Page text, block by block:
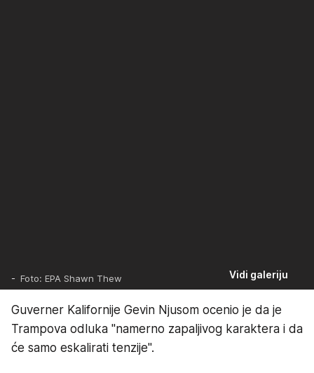
Vidi galeriju
- Foto: EPA Shawn Thew
Guverner Kalifornije Gevin Njusom ocenio je da je
Trampova odluka "namerno zapaljivog karaktera i da
će samo eskalirati tenzije".